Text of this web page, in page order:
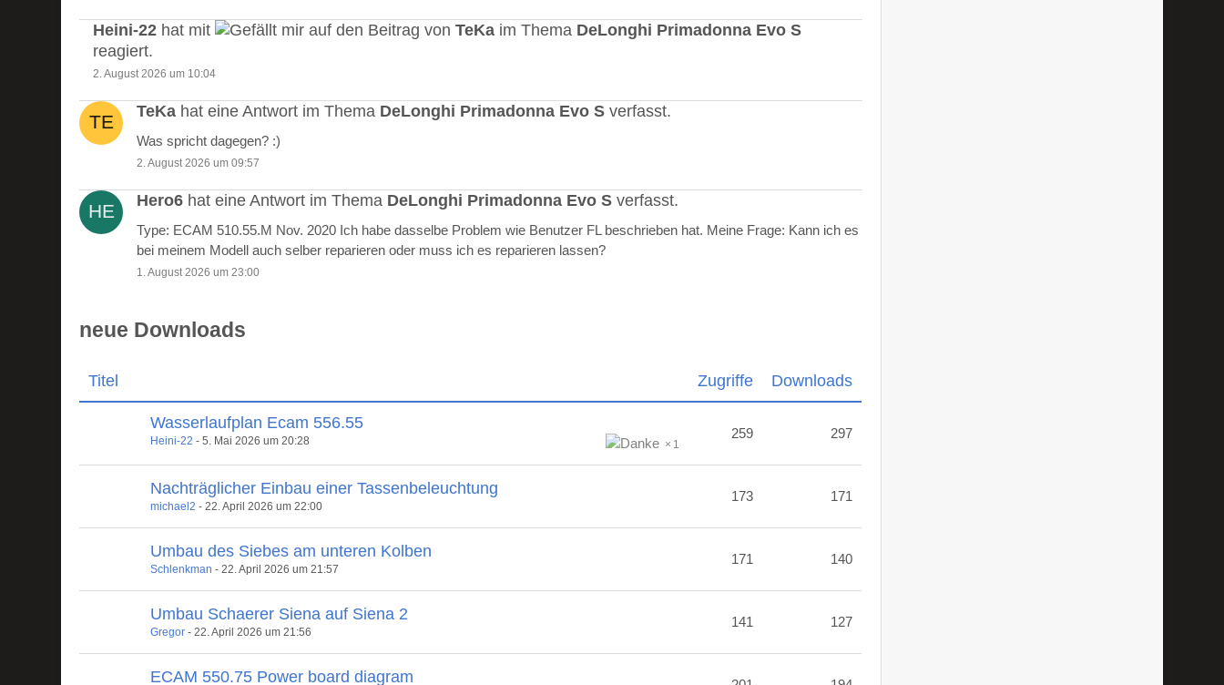
Heini-22 hat mit auf den Beitrag vonTeKa im Thema DeLonghi Primadonna Evo S
reagiert.
2. August 2026 um 10:04
TeKa hat eine Antwort im Thema DeLonghi Primadonna Evo S verfasst.
Was spricht dagegen? :)
2. August 2026 um 09:57
Hero6 hat eine Antwort im Thema DeLonghi Primadonna Evo S verfasst.
Type: ECAM 510.55.M Nov. 2020 Ich habe dasselbe Problem wie Benutzer FL beschrieben hat. Meine Frage: Kann ich es
bei meinem Modell auch selber reparieren oder muss ich es reparieren lassen?
1. August 2026 um 23:00
neue Downloads
Titel Zugriffe Downloads
Wasserlaufplan Ecam 556.55
1
Heini-22 -5. Mai 2026 um 20:28 259 297
Nachträglicher Einbau einer Tassenbeleuchtung
michael2 -22. April 2026 um 22:00
173 171
Umbau des Siebes am unteren Kolben
Schlenkman -22. April 2026 um 21:57
171 140
Umbau Schaerer Siena auf Siena 2
Gregor -22. April 2026 um 21:56
141 127
ECAM 550.75 Power board diagram